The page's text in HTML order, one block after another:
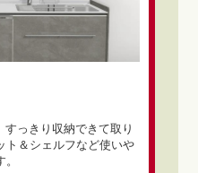
っきり収納できて取り
ト＆シェルフなど使いや